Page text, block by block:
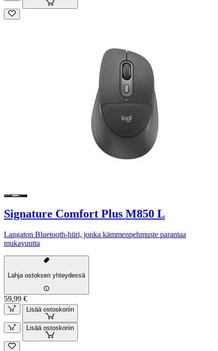
Signature Comfort Plus M850 L
Langaton Bluetooth-hiiri, jonka kämmenpehmuste parantaa
mukavuutta
Lahja ostoksen yhteydessä
59,99 €
Lisää ostoskoriin
Lisää ostoskoriin